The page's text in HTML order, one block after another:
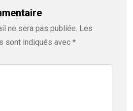
ne sera pas publiée. Les
sont indiqués avec *